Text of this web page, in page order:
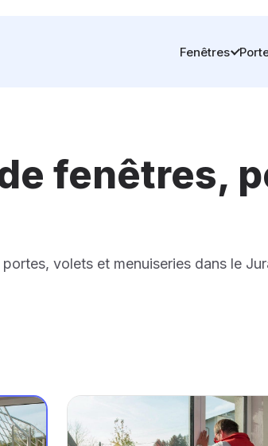
Fenêtres
fenêtres,
volets et menuiseries dans le